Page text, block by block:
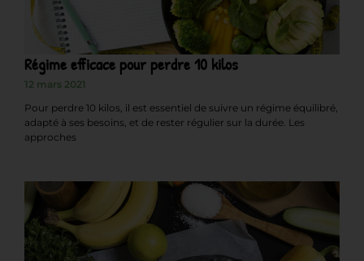
Régime efficace pour perdre 10 kilos
12 mars 2021
Pour perdre 10 kilos, il est essentiel de suivre un régime équilibré,
adapté à ses besoins, et de rester régulier sur la durée. Les
approches